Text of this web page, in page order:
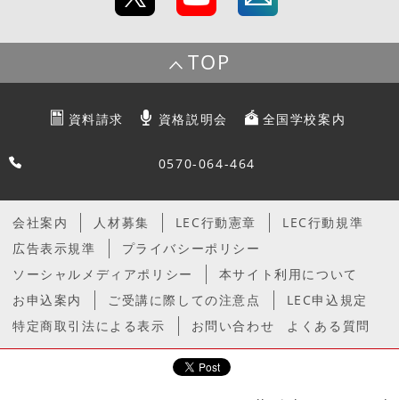
TOP
資料請求 資格説明会 全国学校案内
0570-064-464
会社案内 人材募集 LEC行動憲章
LEC行動規準
広告表示規準
プライバシーポリシー
ソーシャルメディアポリシー
本サイト利用について
お申込案内
ご受講に際しての注意点
LEC申込規定
特定商取引法による表示
お問い合わせ よくある質問